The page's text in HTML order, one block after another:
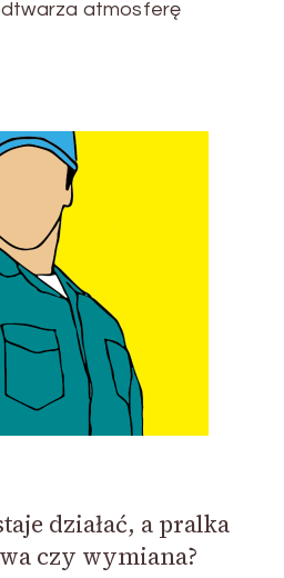
atmosferę
działać, a pralka
czy wymiana?